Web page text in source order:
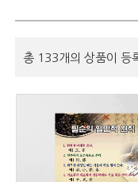
총 133개의 상품이 등